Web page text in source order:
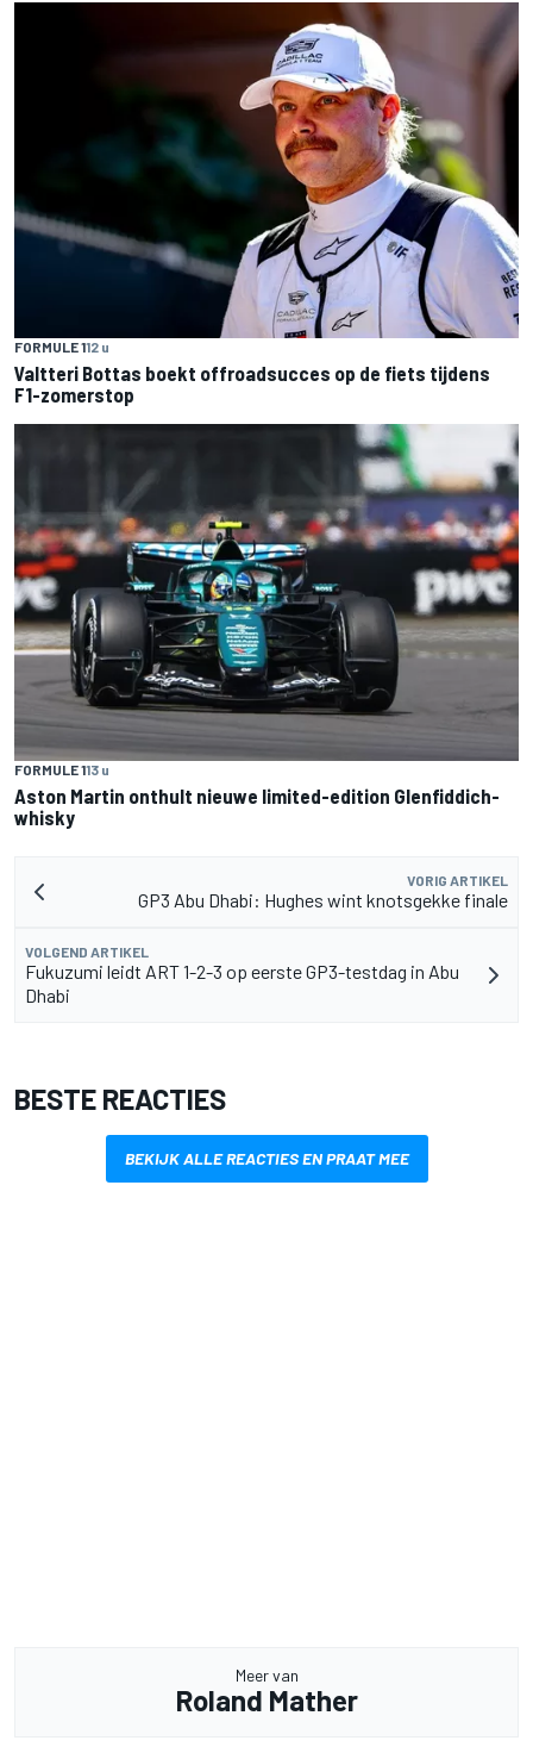
FORMULE 112 u
Valtteri Bottas boekt offroadsucces op de fiets tijdens
F1-zomerstop
FORMULE 113 u
Aston Martin onthult nieuwe limited-edition Glenfiddich-
whisky
VORIG ARTIKEL
GP3 Abu Dhabi: Hughes wint knotsgekke finale
VOLGEND ARTIKEL
Fukuzumi leidt ART 1-2-3 op eerste GP3-testdag in Abu
Dhabi
BESTE REACTIES
BEKIJK ALLE REACTIES EN PRAAT MEE
Meer van
Roland Mather